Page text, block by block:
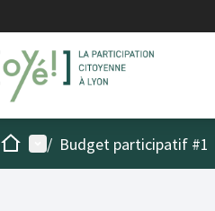
AccueilMenu principal
/ Budget participatif #1